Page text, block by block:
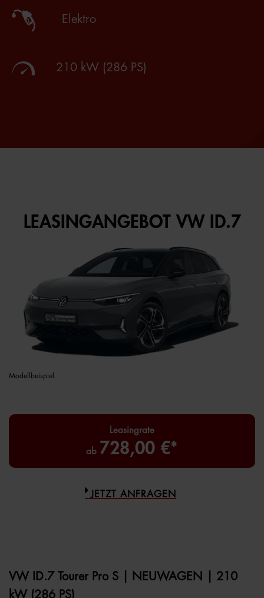
Elektro
210 kW (286 PS)
LEASINGANGEBOT VW ID.7
Modellbeispiel.
Leasingrate
ab 728,00 €*
JETZT ANFRAGEN
VW ID.7 Tourer Pro S | NEUWAGEN | 210
kW (286 PS)